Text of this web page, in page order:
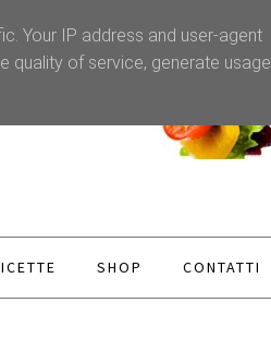
SHOP CONTATTI
Your IP address and user-agent
quality of service, generate usage